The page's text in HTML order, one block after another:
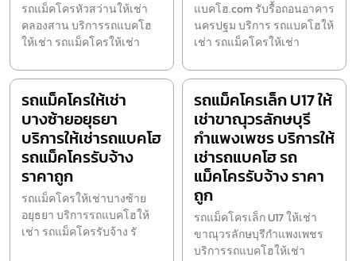
รถแม็คโครหัวสว่านให้เช่า
คลองสาน บริการรถแบคโฮ
ให้เช่า รถแม็คโครให้เช่า
แบคโฮ.com รับรื้อถอนอาคาร
นครปฐม บริการ รถแบคโฮให้
เช่า รถแม็คโครให้เช่า
รถแม็คโครให้เช่า
บางซ้ายอยุธยา
บริการให้เช่ารถแบคโฮ
รถแม็คโครรับจ้าง
ราคาถูก
รถแม็คโครให้เช่าบางซ้าย
อยุธยา บริการรถแบคโฮให้
เช่า รถแม็คโครรับจ้าง รั
รถแม็คโครเล็ก U17 ให้
เช่าขาณุวรลักษบุรี
กำแพงเพชร บริการให้
เช่ารถแบคโฮ รถ
แม็คโครรับจ้าง ราคา
ถูก
รถแม็คโครเล็ก U17 ให้เช่า
ขาณุวรลักษบุรีกำแพงเพชร
บริการรถแบคโฮให้เช่า